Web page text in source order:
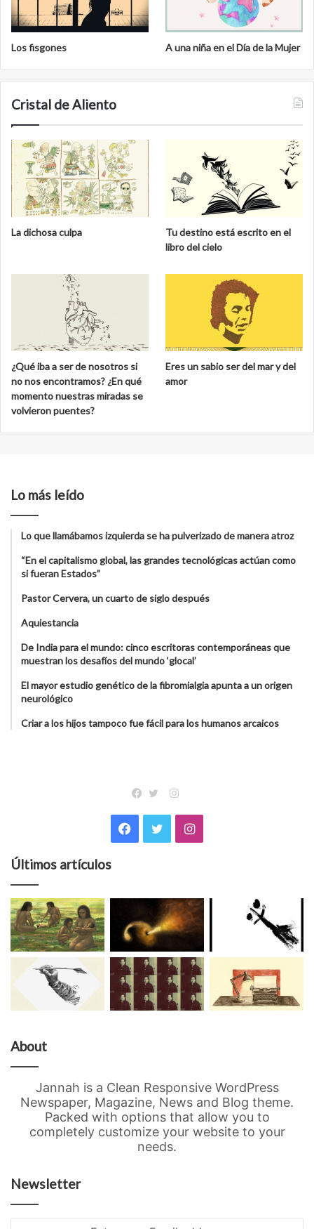
Los fisgones A una niña en el Día de la Mujer
Cristal de Aliento
La dichosa culpa
Tu destino está escrito en el
libro del cielo
¿Qué iba a ser de nosotros si
no nos encontramos? ¿En qué
momento nuestras miradas se
volvieron puentes?
Eres un sabio ser del mar y del
amor
Lo más leído
Lo que llamábamos izquierda se ha pulverizado de manera atroz
“En el capitalismo global, las grandes tecnológicas actúan como
si fueran Estados”
Pastor Cervera, un cuarto de siglo después
Aquiestancia
De India para el mundo: cinco escritoras contemporáneas que
muestran los desafíos del mundo ‘glocal’
El mayor estudio genético de la fibromialgia apunta a un origen
neurológico
Criar a los hijos tampoco fue fácil para los humanos arcaicos
Instagram
Facebook
TwitterInstagram
Últimos artículos
About
Jannah is a Clean Responsive WordPress
Newspaper, Magazine, News and Blog theme.
Packed with options that allow you to
completely customize your website to your
needs.
Newsletter